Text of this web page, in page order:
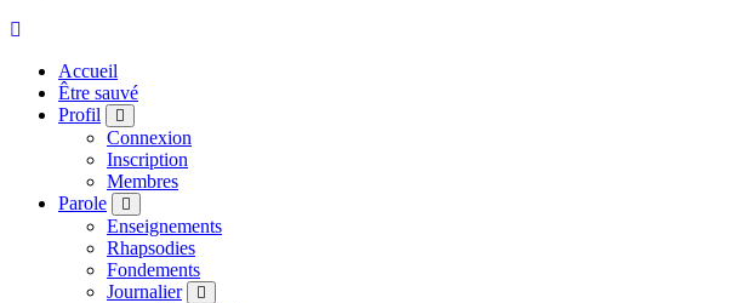
Accueil
Être sauvé
Profil
Connexion
Inscription
Membres
Parole
Enseignements
Rhapsodies
Fondements
Journalier